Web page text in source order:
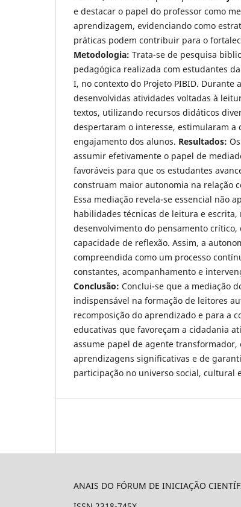
e destacar o papel do professor como
aprendizagem, evidenciando como
práticas podem contribuir para o
Metodologia: Trata-se de pesquisa
pedagógica realizada com estudantes
I, no contexto do Projeto PIBID. Durante
desenvolvidas atividades voltadas à
textos, utilizando recursos didáticos
despertaram o interesse, estimularam a
engajamento dos alunos. Resultados:
assumir efetivamente o papel de
favoráveis para que os estudantes
construam maior autonomia na relação
Essa mediação revela-se essencial não
habilidades técnicas de leitura e escrita,
desenvolvimento do pensamento crítico,
capacidade de reflexão. Assim, a
compreendida como um processo
constantes, acompanhamento e
Conclusão: Conclui-se que a mediação
indispensável na formação de leitores
recomposição do aprendizado e para a
educativas que favoreçam a cidadania
assume papel de agente transformador,
aprendizagens significativas e de
participação no universo social, cultural
ANAIS DO FÓRUM DE INICIAÇÃO